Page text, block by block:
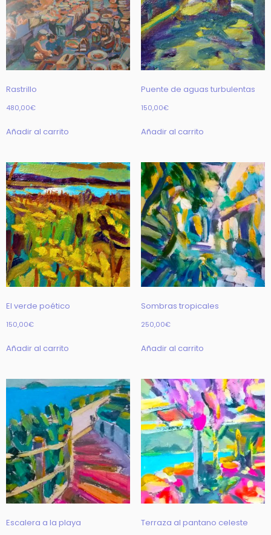
Rastrillo
480,00€
Añadir al carrito
Puente de aguas turbulentas
150,00€
Añadir al carrito
El verde poético
150,00€
Añadir al carrito
Sombras tropicales
250,00€
Añadir al carrito
Escalera a la playa Terraza al pantano celeste